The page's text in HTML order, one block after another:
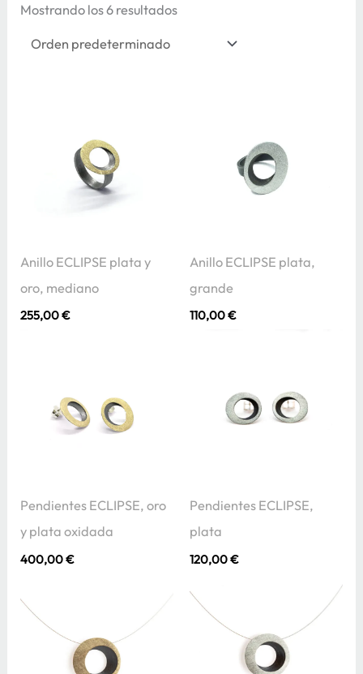
Mostrando los 6 resultados
Anillo ECLIPSE plata y
oro, mediano
255,00€
Anillo ECLIPSE plata,
grande
110,00€
Pendientes ECLIPSE, oro
y plata oxidada
400,00€
Pendientes ECLIPSE,
plata
120,00€